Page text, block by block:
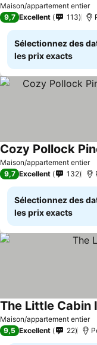
Maison/appartement entier
Consulter les prix
9,7 Excellent 113
Sélectionnez des
les prix exacts
Maison/appartement entier
Consulter les prix
9,7 Excellent 132
Sélectionnez des
les prix exacts
Maison/appartement entier
The Little Cabin
9,5 Excellent 22